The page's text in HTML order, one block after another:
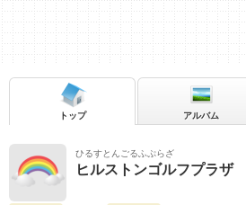
ひるすとんごるふぷらざ
ヒルストンゴルフプラザ
トップ アルバム